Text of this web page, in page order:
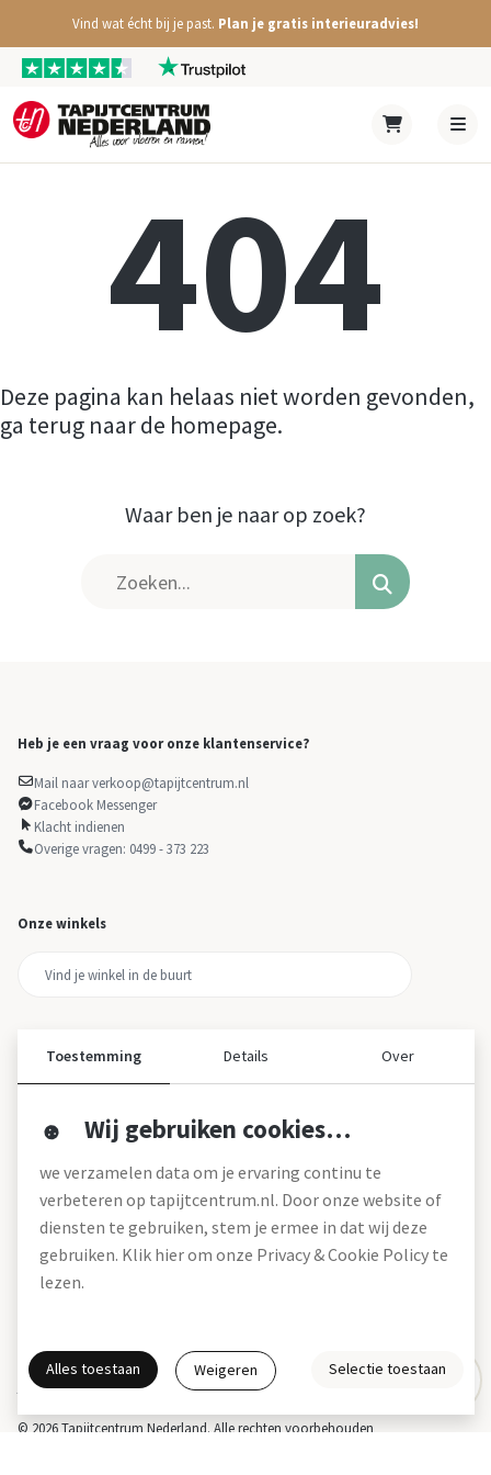
Vind wat écht bij je past. Plan je gratis interieuradvies!
404
Deze pagina kan helaas niet worden gevonden,
ga terug naar de homepage.
Waar ben je naar op zoek?
Heb je een vraag voor onze klantenservice?
Mail naar verkoop@tapijtcentrum.nl
Facebook Messenger
Klacht indienen
Overige vragen: 0499 - 373 223
Onze winkels
Over tapijtcentrum
Werken bij
Montageservice
Blog
© 2026 Tapijtcentrum Nederland. Alle rechten voorbehouden
Actie- en betalingsvoorwaarden * Disclaimer
Gratis interieuradvies
Toestemming Details Over
Wij gebruiken cookies…
we verzamelen data om je ervaring continu te
verbeteren op tapijtcentrum.nl. Door onze website of
diensten te gebruiken, stem je ermee in dat wij deze
gebruiken. Klik hier om onze Privacy & Cookie Policy te
lezen.
Alles toestaan Weigeren Selectie toestaan